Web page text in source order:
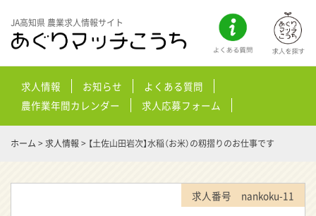
JA高知県 農業求人情報サイト
求人情報 お知らせ
よくある質問
農作業年間カレンダー
求人応募フォーム
ホーム > 求人情報 > 【土佐山田岩次】水稲（お米）の籾摺りのお仕事です
求人番号 nankoku-11